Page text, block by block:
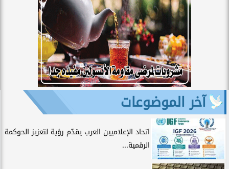
آخر الموضوعات
اتحاد الإعلاميين العرب يقدّم رؤية لتعزيز الحوكمة
الرقمية...